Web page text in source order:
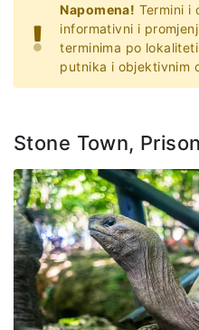
Napomena! Termini i
informativni i
terminima po
putnika i objektivnim
Stone Town,